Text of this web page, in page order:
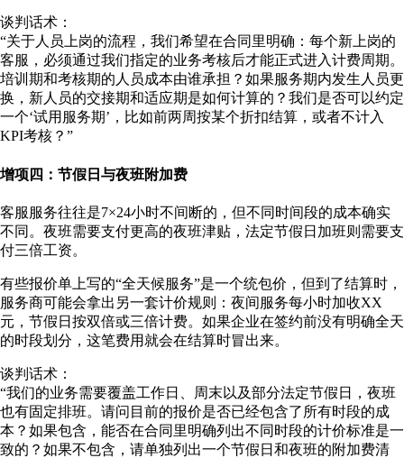
谈判话术：
“关于人员上岗的流程，我们希望在合同里明确：每个新上岗的
客服，必须通过我们指定的业务考核后才能正式进入计费周期。
培训期和考核期的人员成本由谁承担？如果服务期内发生人员更
换，新人员的交接期和适应期是如何计算的？我们是否可以约定
一个‘试用服务期’，比如前两周按某个折扣结算，或者不计入
KPI考核？”
增项四：节假日与夜班附加费
客服服务往往是7×24小时不间断的，但不同时间段的成本确实
不同。夜班需要支付更高的夜班津贴，法定节假日加班则需要支
付三倍工资。
有些报价单上写的“全天候服务”是一个统包价，但到了结算时，
服务商可能会拿出另一套计价规则：夜间服务每小时加收XX
元，节假日按双倍或三倍计费。如果企业在签约前没有明确全天
的时段划分，这笔费用就会在结算时冒出来。
谈判话术：
“我们的业务需要覆盖工作日、周末以及部分法定节假日，夜班
也有固定排班。请问目前的报价是否已经包含了所有时段的成
本？如果包含，能否在合同里明确列出不同时段的计价标准是一
致的？如果不包含，请单独列出一个节假日和夜班的附加费清